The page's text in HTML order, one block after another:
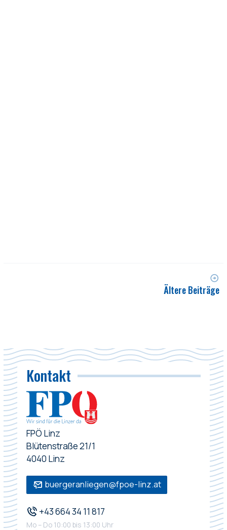
Ältere Beiträge
Kontakt
FPÖ Linz
Blütenstraße 21/1
4040 Linz
buergeranliegen@fpoe-linz.at
+43 664 34 11 817
Mo – Do 10:00 bis 13:00 Uhr